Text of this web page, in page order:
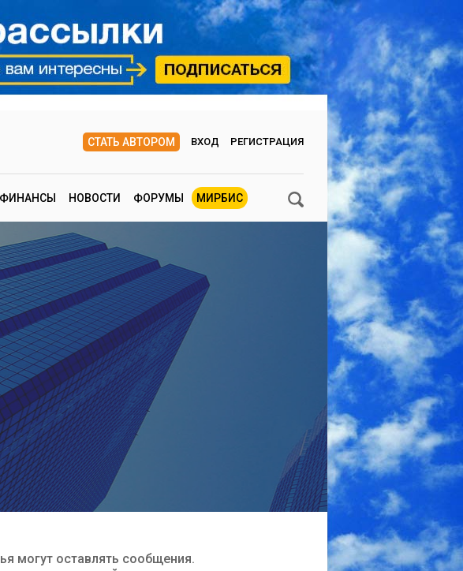
СТАТЬ АВТОРОМ ВХОД РЕГИСТРАЦИЯ
ФИНАНСЫ НОВОСТИ ФОРУМЫ МИРБИС
могут оставлять сообщения.